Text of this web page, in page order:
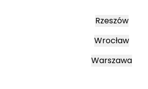
Rzeszów
Wrocław
Warszawa